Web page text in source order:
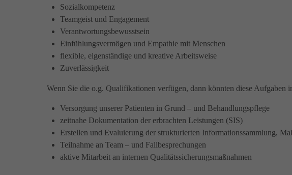
Sozialkompetenz
Teamgeist und Engagement
Verantwortungsbewusstsein
Einfühlungsvermögen und Empathie mit Menschen
flexible, eigenständige und kreative Arbeitsweise
Zuverlässigkeit
Wenn Sie die o.g. Qualifikationen verfügen, dann könnten diese Aufgaben
Versorgung unserer Patienten in Grund – und Behandlungspflege
zeitnahe Dokumentation der erbrachten Leistungen (SIS)
Erstellen und Evaluierung der strukturierten Informationssammlung,
Teilnahme an Team – und Fallbesprechungen
aktive Mitarbeit an internen Qualitätssicherungsmaßnahmen